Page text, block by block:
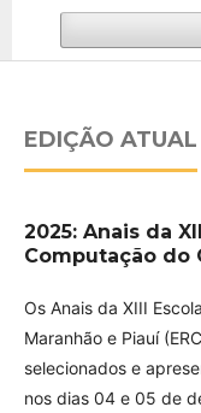
EDIÇÃO ATUAL
2025: Anais da
Computação do
Os Anais da XIII
Maranhão e Piauí
selecionados e
nos dias 04 e 05 de